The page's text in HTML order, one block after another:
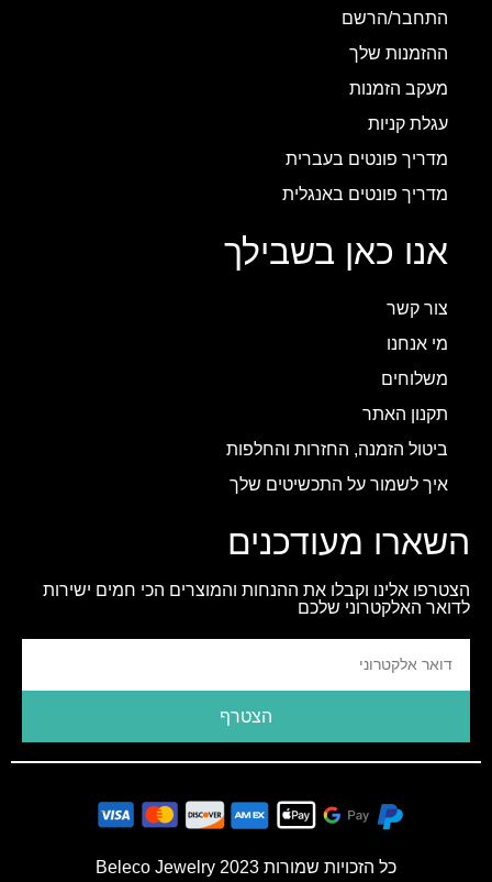
התחבר/הרשם
ההזמנות שלך
מעקב הזמנות
עגלת קניות
מדריך פונטים בעברית
מדריך פונטים באנגלית
אנו כאן בשבילך
צור קשר
מי אנחנו
משלוחים
תקנון האתר
ביטול הזמנה, החזרות והחלפות
איך לשמור על התכשיטים שלך
השארו מעודכנים
הצטרפו אלינו וקבלו את ההנחות והמוצרים הכי חמים ישירות
לדואר האלקטרוני שלכם
הצטרף
כל הזכויות שמורות 2023 Beleco Jewelry